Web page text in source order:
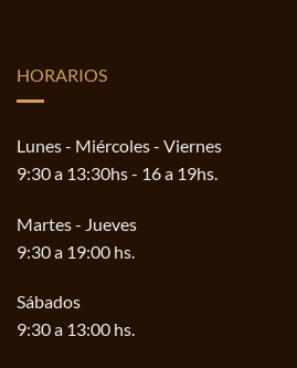
HORARIOS
Lunes - Miércoles - Viernes
9:30 a 13:30hs - 16 a 19hs.
Martes - Jueves
9:30 a 19:00 hs.
Sábados
9:30 a 13:00 hs.